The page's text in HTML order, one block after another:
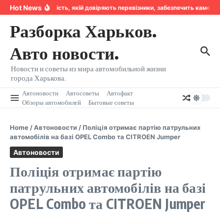
Перейти к содержанию
Hot NewsНадійність, якій довіряють перевізники, забезпечить
Разборка Харьков.
Авто новости.
Новости и советы из мира автомобильной жизни
города Харькова.
Автоновости Автосоветы
Автофакт
Обзоры автомобилей
Бытовые советы
Home /Автоновости / Поліція отримає партію патрульних
автомобілів на базі OPEL Combo та CITROEN Jumper
Автоновости
Поліція отримає партію
патрульних автомобілів на базі
OPEL Combo та CITROEN Jumper